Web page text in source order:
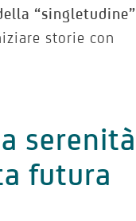
“singletudine”
storie con
serenità
futura